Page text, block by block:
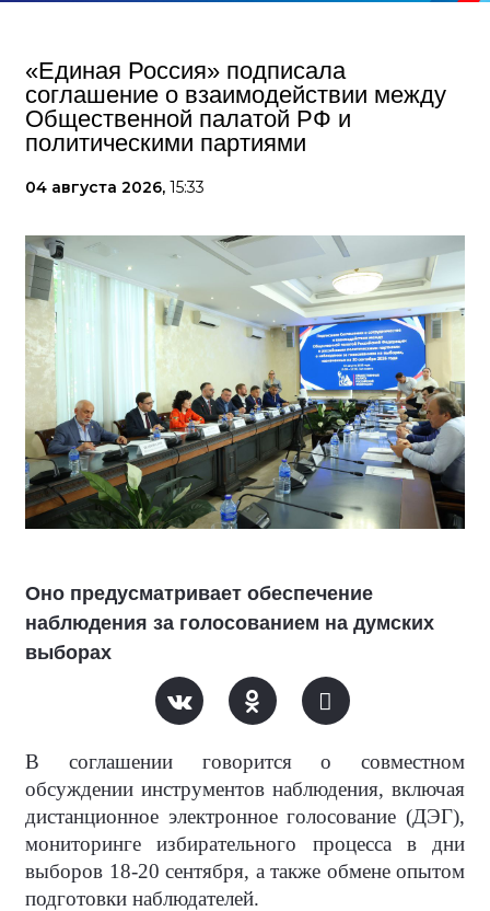
«Единая Россия» подписала
соглашение о взаимодействии между
Общественной палатой РФ и
политическими партиями
04 августа 2026, 15:33
Оно предусматривает обеспечение
наблюдения за голосованием на думских
выборах
В соглашении говорится о совместном
обсуждении инструментов наблюдения, включая
дистанционное электронное голосование (ДЭГ),
мониторинге избирательного процесса в дни
выборов 18-20 сентября, а также обмене опытом
подготовки наблюдателей.